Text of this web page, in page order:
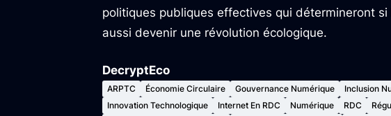
politiques publiques effectives qui détermineront
aussi devenir une révolution écologique.
DecryptEco
ARPTC Économie Circulaire Gouvernance Numérique Inclusion
Innovation Technologique
Internet En RDC Numérique RDC